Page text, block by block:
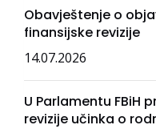
Obavještenje o
finansijske revizije
14.07.2026
U Parlamentu FBiH
revizije učinka o